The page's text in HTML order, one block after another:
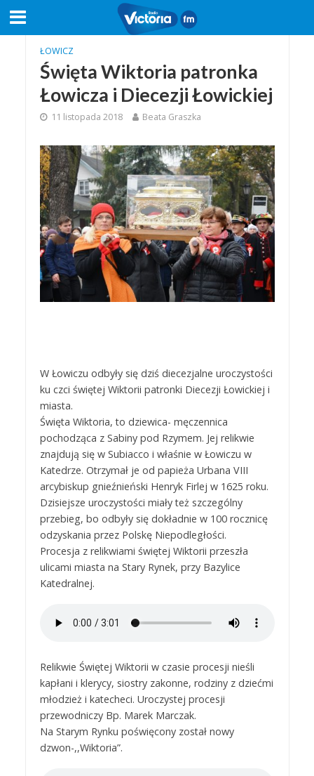
ŁOWICZ
Święta Wiktoria patronka
Łowicza i Diecezji Łowickiej
11 listopada 2018 Beata Graszka
W Łowiczu odbyły się dziś diecezjalne uroczystości
ku czci świętej Wiktorii patronki Diecezji Łowickiej i
miasta.
Święta Wiktoria, to dziewica- męczennica
pochodząca z Sabiny pod Rzymem. Jej relikwie
znajdują się w Subiacco i właśnie w Łowiczu w
Katedrze. Otrzymał je od papieża Urbana VIII
arcybiskup gnieźnieński Henryk Firlej w 1625 roku.
Dzisiejsze uroczystości miały też szczególny
przebieg, bo odbyły się dokładnie w 100 rocznicę
odzyskania przez Polskę Niepodległości.
Procesja z relikwiami świętej Wiktorii przeszła
ulicami miasta na Stary Rynek, przy Bazylice
Katedralnej.
Relikwie Świętej Wiktorii w czasie procesji nieśli
kapłani i klerycy, siostry zakonne, rodziny z dziećmi
młodzież i katecheci. Uroczystej procesji
przewodniczy Bp. Marek Marczak.
Na Starym Rynku poświęcony został nowy
dzwon-,,Wiktoria”.